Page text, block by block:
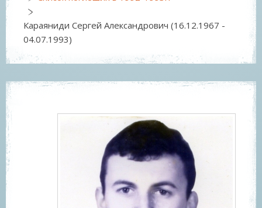
Караяниди Сергей Александрович (16.12.1967 -
04.07.1993)